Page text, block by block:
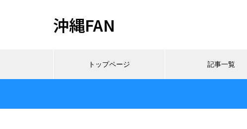
沖縄FAN
トップページ 記事一覧